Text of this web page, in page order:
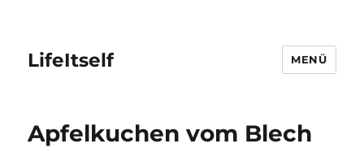
LifeItself MENÜ
Apfelkuchen vom Blech